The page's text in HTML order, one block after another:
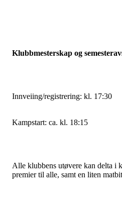
Klubbmesterskap og
Innveiing/registrering: kl. 17:30
Kampstart: ca. kl. 18:15
Alle klubbens utøvere kan delta i
premier til alle, samt en liten